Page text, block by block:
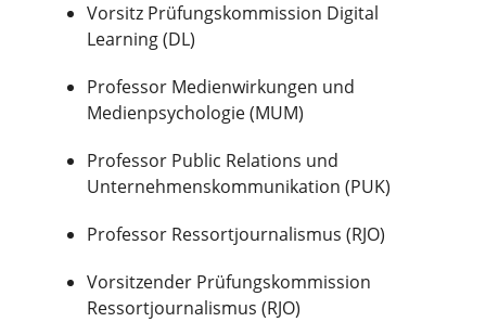
Vorsitz Prüfungskommission Digital
Learning (DL)
Professor Medienwirkungen und
Medienpsychologie (MUM)
Professor Public Relations und
Unternehmenskommunikation (PUK)
Professor Ressortjournalismus (RJO)
Vorsitzender Prüfungskommission
Ressortjournalismus (RJO)